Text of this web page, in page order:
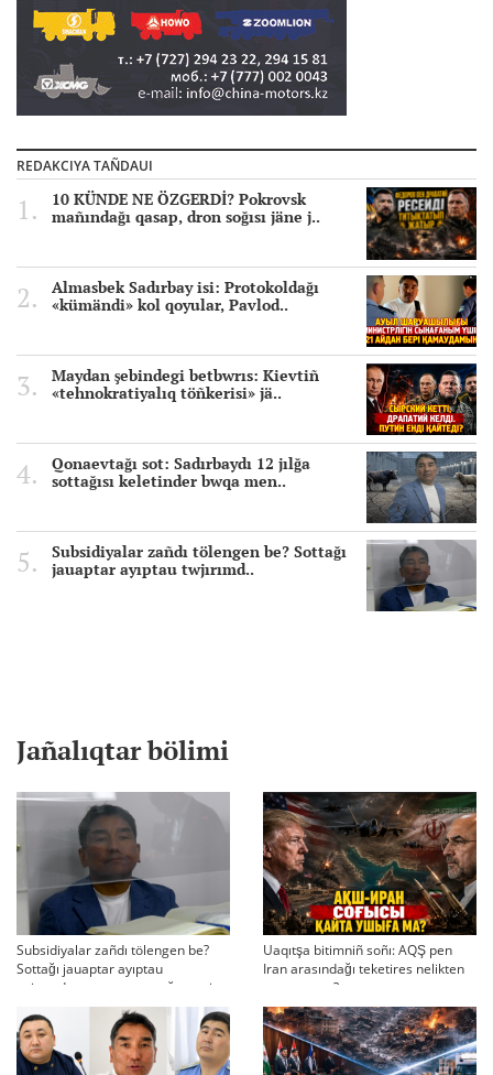
REDAKCIYA TAÑDAUI
10 KÜNDE NE ÖZGERDİ? Pokrovsk
mañındağı qasap, dron soğısı jäne j..
Almasbek Sadırbay isi: Protokoldağı
«kümändi» kol qoyular, Pavlod..
Maydan şebindegi betbwrıs: Kievtiñ
«tehnokratiyalıq töñkerisi» jä..
Qonaevtağı sot: Sadırbaydı 12 jılğa
sottağısı keletinder bwqa men..
Subsidiyalar zañdı tölengen be? Sottağı
jauaptar ayıptau twjırımd..
Jañalıqtar bölimi
Subsidiyalar zañdı tölengen be?
Sottağı jauaptar ayıptau
twjırımdarın qayta qarauğa negiz
bola ala ma?
Uaqıtşa bitimniñ soñı: AQŞ pen
Iran arasındağı teketires nelikten
qayta uşıqtı?